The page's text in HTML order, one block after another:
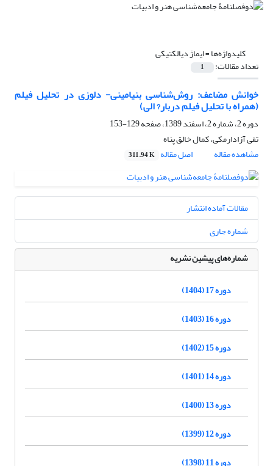
کلیدواژه‌ها =ایماژ دیالکتیکی
تعداد مقالات: 1
خوانش مضاعف: روش‌شناسی بنیامینی- دلوزی در تحلیل فیلم
(همراه با تحلیل فیلم دربار? الی)
دوره 2، شماره 2، اسفند 1389، صفحه
129-153
تقی آزادارمکی، کمال خالق پناه
مشاهده مقاله
اصل مقاله 311.94 K
مقالات آماده انتشار
شماره جاری
شماره‌های پیشین نشریه
دوره 17 (1404)
دوره 16 (1403)
دوره 15 (1402)
دوره 14 (1401)
دوره 13 (1400)
دوره 12 (1399)
دوره 11 (1398)